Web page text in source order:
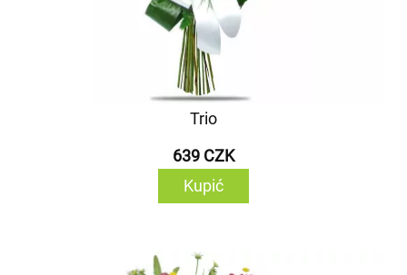
Trio
639 CZK
Kupić